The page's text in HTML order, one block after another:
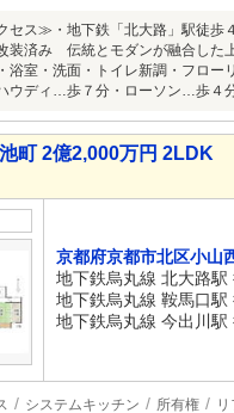
セス≫・地下鉄「北大路」駅徒歩
装済み 伝統とモダンが融合した
浴室・洗面・トイレ新調・フロ
ウディ…歩７分・ローソン…歩
町 2億2,000万円 2LDK
京都府京都市北区小山
地下鉄烏丸線 北大路駅
地下鉄烏丸線 鞍馬口駅
地下鉄烏丸線 今出川駅
システムキッチン 所有権